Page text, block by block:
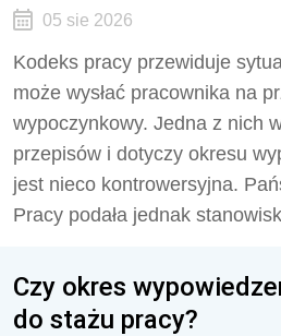
05 sie 2026
Kodeks pracy przewiduje
może wysłać pracownika na
wypoczynkowy. Jedna z nich
przepisów i dotyczy okresu
jest nieco kontrowersyjna.
Pracy podała jednak
Czy okres
do stażu pracy?